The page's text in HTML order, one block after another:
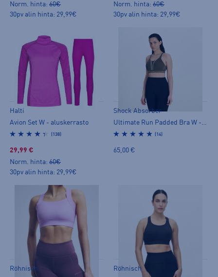
Norm. hinta: 60€
30pv alin hinta: 29,99€
Norm. hinta: 60€
30pv alin hinta: 29,99€
Halti
Avion Set W - aluskerrasto
(138)
29,99 €
Norm. hinta: 60€
30pv alin hinta: 29,99€
Shock Absorber
(14)
65,00 €
Röhnisch Röhnisch